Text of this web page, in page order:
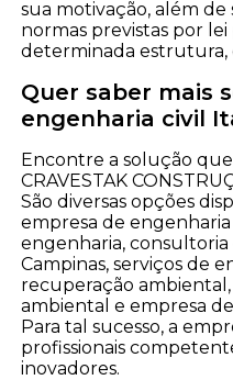
sua motivação, além de
normas previstas por
determinada estrutura,
Quer saber mais
engenharia civil
Encontre a solução
CRAVESTAK
São diversas opções
empresa de
engenharia,
Campinas, serviços de
recuperação
ambiental e empresa
Para tal sucesso, a
profissionais
inovadores.